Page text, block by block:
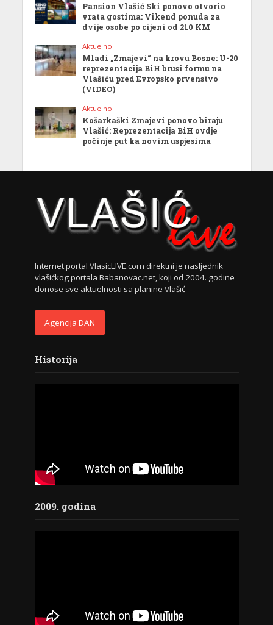
Pansion Vlašić Ski ponovo otvorio
vrata gostima: Vikend ponuda za
dvije osobe po cijeni od 210 KM
Aktuelno
Mladi „Zmajevi“ na krovu Bosne: U-20
reprezentacija BiH brusi formu na
Vlašiću pred Evropsko prvenstvo
(VIDEO)
Aktuelno
Košarkaški Zmajevi ponovo biraju
Vlašić: Reprezentacija BiH ovdje
počinje put ka novim uspjesima
Internet portal VlasicLIVE.com direktni je nasljednik
vlašićkog portala Babanovac.net, koji od 2004. godine
donose sve aktuelnosti sa planine Vlašić
Agencija DAN
Historija
2009. godina